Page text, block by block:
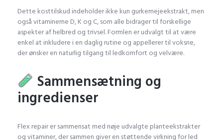
Dette kosttilskud indeholder ikke kun gurkemejeekstrakt, men
også vitaminerne D, K og C, som alle bidrager til forskellige
aspekter af helbred og trivsel. Formlen er udvalgt til at være
enkel at inkludere i en daglig rutine og appellerer til voksne,
der ønsker en naturlig tilgang til ledkomfort og velvære.
Sammensætning og
ingredienser
Flex repair er sammensat med nøje udvalgte planteekstrakter
og vitaminer, der sammen giver en støttende virkning for led